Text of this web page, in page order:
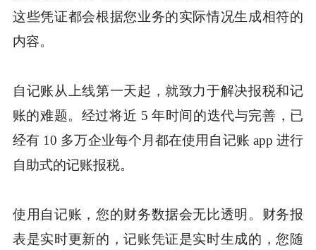
这些凭证都会根据您业务的实际情况生成相符的
内容。
自记账从上线第一天起，就致力于解决报税和记
账的难题。经过将近 5 年时间的迭代与完善，已
经有 10 多万企业每个月都在使用自记账 app 进行
自助式的记账报税。
使用自记账，您的财务数据会无比透明。财务报
表是实时更新的，记账凭证是实时生成的，您随